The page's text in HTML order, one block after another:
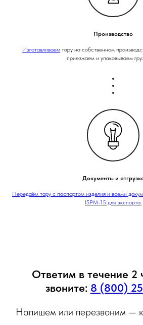
Производство
Изготавливаем тару на собственном
приезжаем и упаковываем
Документы и
Передаём тару с паспортом изделия и всеми
ISPM-15 для экспорта.
Ответим в течение 2
звоните: 8 (800)
Напишем или перезвоним —